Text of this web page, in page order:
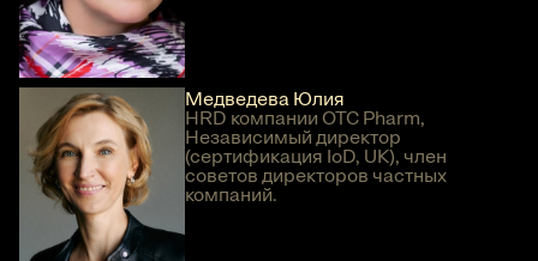
Медведева Юлия
HRD компании OTC Pharm,
Независимый директор
(сертификация IoD, UK), член
советов директоров частных
компаний.